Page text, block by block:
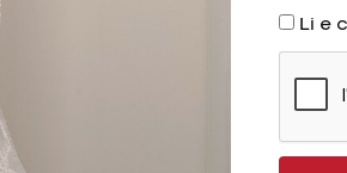
Aceite
Li e